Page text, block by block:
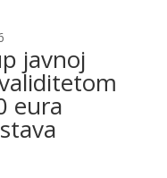
javnoj
eura